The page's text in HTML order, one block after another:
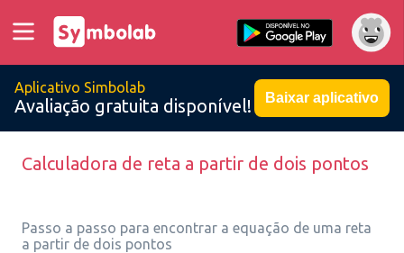
Aplicativo Simbolab
Avaliação gratuita disponível! Baixar aplicativo
Calculadora de reta a partir de dois pontos
Passo a passo para encontrar a equação de uma reta
a partir de dois pontos